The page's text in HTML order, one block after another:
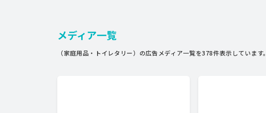
メディア一覧
（家庭用品・トイレタリー）の広告メディア一覧を378件表示しています。